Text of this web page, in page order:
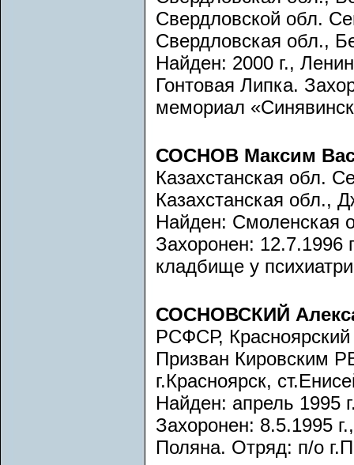
Свердловской обл.
Свердловская обл.,
Найден: 2000 г.,
Гонтовая Липка.
мемориал
СОСНОВ Максим
Казахстанская обл.
Казахстанская обл.,
Найден: Смоленская
Захоронен: 12.7.1996
кладбище у
СОСНОВСКИЙ
РСФСР, Красноярский
Призван Кировским
г.Красноярск,
Найден: апрель 1995
Захоронен: 8.5.1995
Поляна. Отряд: п/о